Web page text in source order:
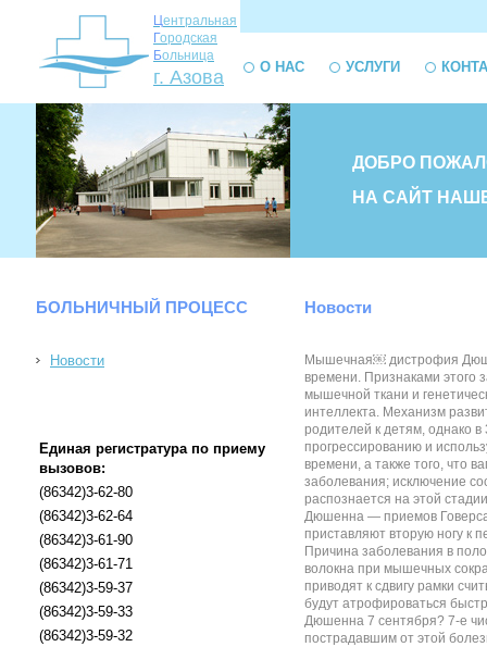
Центральная
Городская
Больница
г. Азова О НАС УСЛУГИ
ДОБРО
НА САЙТ
БОЛЬНИЧНЫЙ ПРОЦЕСС
Новости
Единая регистратура по приему
вызовов:
(86342)3-62-80
(86342)3-62-64
(86342)3-61-90
(86342)3-61-71
(86342)3-59-37
(86342)3-59-33
(86342)3-59-32
Новости
Мышечная￼ дистрофия
времени. Признаками этого
мышечной ткани и
интеллекта. Механизм
родителей к детям, однако
прогрессированию и
времени, а также того, что
заболевания; исключение
распознается на этой
Дюшенна — приемов Говерса
приставляют вторую ногу к
Причина заболевания в
волокна при мышечных
приводят к сдвигу рамки
будут атрофироваться
Дюшенна 7 сентября? 7-е
пострадавшим от этой